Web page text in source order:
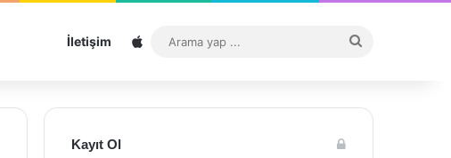
İletişim Sitemap
...
Kayıt Ol